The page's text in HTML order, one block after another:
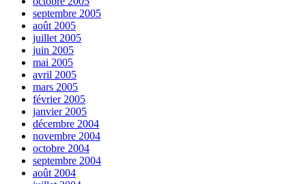
septembre 2005
août 2005
juillet 2005
juin 2005
mai 2005
avril 2005
mars 2005
février 2005
janvier 2005
décembre 2004
novembre 2004
octobre 2004
septembre 2004
août 2004